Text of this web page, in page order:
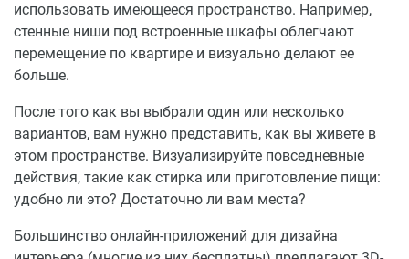
использовать имеющееся пространство. Например,
стенные ниши под встроенные шкафы облегчают
перемещение по квартире и визуально делают ее
больше.
После того как вы выбрали один или несколько
вариантов, вам нужно представить, как вы живете в
этом пространстве. Визуализируйте повседневные
действия, такие как стирка или приготовление пищи:
удобно ли это? Достаточно ли вам места?
Большинство онлайн-приложений для дизайна